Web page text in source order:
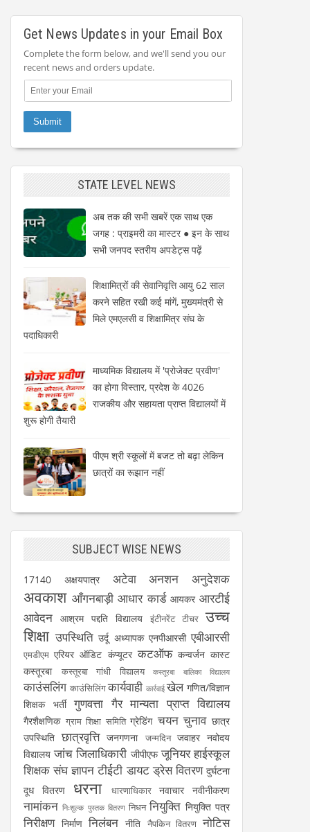
Get News Updates in your Email Box
Complete the form below, and we'll send you our
recent news and orders update.
STATE LEVEL NEWS
अब तक की सभी खबरें एक साथ एक
जगह : प्राइमरी का मास्टर ● इन के साथ
सभी जनपद स्तरीय अपडेट्स पढ़ें
शिक्षामित्रों की सेवानिवृत्ति आयु 62 साल
करने सहित रखी कई मांगें, मुख्यमंत्री से
मिले एमएलसी व शिक्षामित्र संघ के
पदाधिकारी
माध्यमिक विद्यालय में 'प्रोजेक्ट प्रवीण'
का होगा विस्तार, प्रदेश के 4026
राजकीय और सहायता प्राप्त विद्यालयों में
शुरू होगी तैयारी
पीएम श्री स्कूलों में बजट तो बढ़ा लेकिन
छात्रों का रूझान नहीं
SUBJECT WISE NEWS
17140 अक्षयपात्र अटेवा अनशन अनुदेशक
अवकाश आँगनबाड़ी आधार कार्ड आयकर आरटीई
आवेदन आश्रम पद्दति विद्यालय इंटीनरेंट टीचर उच्च
शिक्षा उपस्थिति उर्दू अध्यापक एनपीआरसी एबीआरसी
एमडीएम एरियर ऑडिट कंप्यूटर कटऑफ कन्वर्जन कास्ट
कस्तूरबा
कस्तूरबा गांधी विद्यालय कस्तूरबा बालिका विद्यालय
काउंसलिंग काउंसिलिंग कार्यवाही कार्रवाई खेल गणित/विज्ञान
शिक्षक भर्ती
गुणवत्ता गैर मान्यता प्राप्त विद्यालय
गैरशैक्षणिक ग्राम शिक्षा समिति ग्रेडिंग चयन चुनाव छात्र
उपस्थिति छात्रवृत्ति जनगणना जन्मदिन जवाहर नवोदय
विद्यालय जांच जिलाधिकारी जीपीएफ जूनियर हाईस्कूल
शिक्षक संघ ज्ञापन टीईटी डायट ड्रेस वितरण दुर्घटना
दूध वितरण
धरना धारणाधिकार नवाचार नवीनीकरण
नामांकन निःशुल्क पुस्तक वितरण निधन नियुक्ति नियुक्ति पत्र
निरीक्षण निर्माण निलंबन नीति नैपकिन वितरण नोटिस